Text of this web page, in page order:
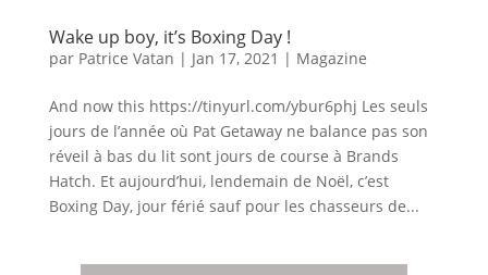
Wake up boy, it’s Boxing Day !
par Patrice Vatan | Jan 17, 2021 | Magazine
And now this https://tinyurl.com/ybur6phj Les seuls
jours de l’année où Pat Getaway ne balance pas son
réveil à bas du lit sont jours de course à Brands
Hatch. Et aujourd’hui, lendemain de Noël, c’est
Boxing Day, jour férié sauf pour les chasseurs de...